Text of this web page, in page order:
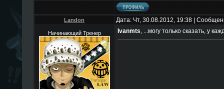
Landon Дата: Чт, 30.08.2012, 19:38 |
Начинающий Тренер Ivanmts, ...могу только сказать, у